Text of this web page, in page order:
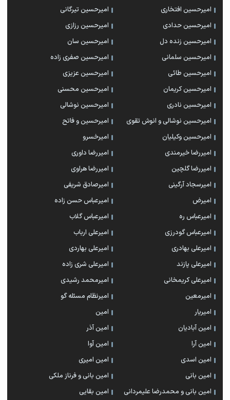
امیرحسین افتخاری
امیرحسین تیرگانی
امیرحسین حدادی
امیرحسین رزازی
امیرحسین زنده دل
امیرحسین سان
امیرحسین سلمانی
امیرحسین صفری زاده
امیرحسین طائی
امیرحسین عزیزی
امیرحسین کریمان
امیرحسین محسنی
امیرحسین نادری
امیرحسین نوشالی
امیرحسین نوشالی و انوش تقوی
امیرحسین و فاتح
امیرحسین وکیلیان
امیرخسرو
امیررضا خیرمندی
امیررضا داوری
امیررضا گلچین
امیررضا هراوی
امیرسجاد آرگینی
امیرصادق شریفی
امیرض
امیرعباس حسن زاده
امیرعباس ره
امیرعباس گلاب
امیرعباس گودرزی
امیرعلی ارباب
امیرعلی بهادری
امیرعلی بهاردی
امیرعلی پازند
امیرعلی شری زاده
امیرعلی کریمخانی
امیرمحمد رشیدی
امیرمعین
امیرنظام مسئله گو
امیریار
امین
امین آبادیان
امین آذر
امین آرا
امین آوا
امین اسدی
امین امیری
امین بانی
امین بانی و فرناز ملکی
امین بانی و محمدرضا علیمردانی
امین بقایی